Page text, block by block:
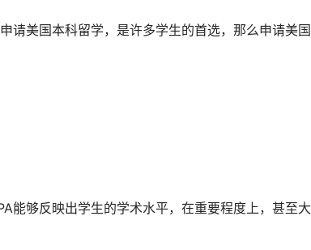
美国本科留学，是许多学生的首选，那么申请美国
够反映出学生的学术水平，在重要程度上，甚至大